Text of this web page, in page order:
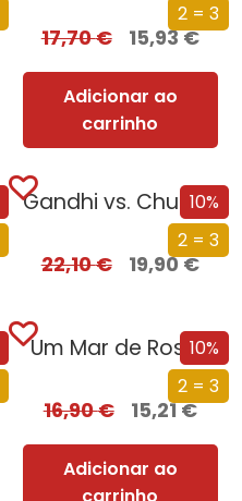
2 = 3
17,70€ 15,93€
Adicionar ao
carrinho
10%
2 = 3
Gandhi vs. Churchill
22,10€ 19,90€
10%
2 = 3
Um Mar de Rosas
16,90€ 15,21€
Adicionar ao